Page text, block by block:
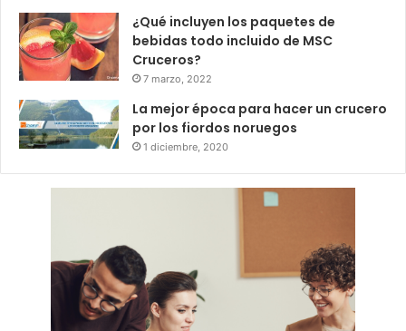
¿Qué incluyen los paquetes de
bebidas todo incluido de MSC
Cruceros?
7 marzo, 2022
La mejor época para hacer un crucero
por los fiordos noruegos
1 diciembre, 2020